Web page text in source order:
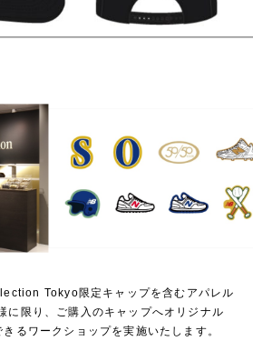
Tokyo限定キャップを含むアパレル
に限り、ご購入のキャップへオリジナル
るワークショップを実施いたします。